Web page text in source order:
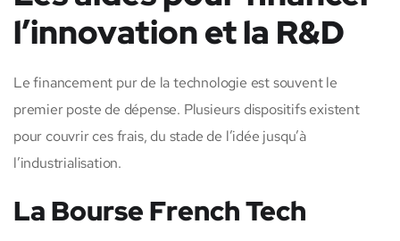
l’innovation et la R&D
Le financement pur de la technologie est souvent le
premier poste de dépense. Plusieurs dispositifs existent
pour couvrir ces frais, du stade de l’idée jusqu’à
l’industrialisation.
La Bourse French Tech